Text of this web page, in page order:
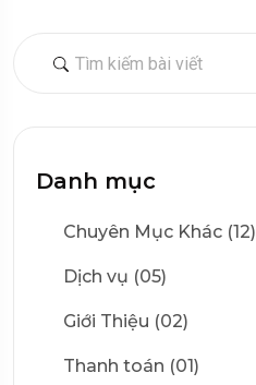
Danh mục
Chuyên Mục Khác (12)
Dịch vụ (05)
Giới Thiệu (02)
Thanh toán (01)